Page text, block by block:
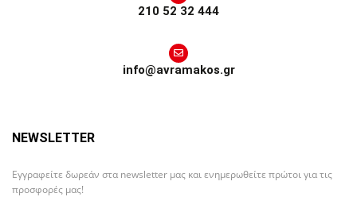
210 52 32 444
info@avramakos.gr
NEWSLETTER
Εγγραφείτε δωρεάν στα newsletter μας και ενημερωθείτε πρώτοι για τις
προσφορές μας!